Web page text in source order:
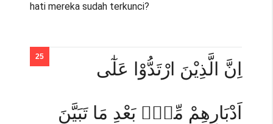
hati mereka sudah terkunci?
اِنَّ الَّذِيْنَ ارْتَدُّوْا عَلٰٓى
اَدْبَارِهِمْ مِّنْۢ بَعْدِ مَا تَبَيَّنَ